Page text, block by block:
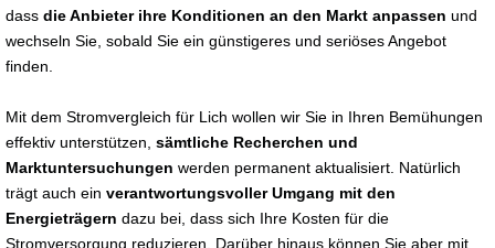
dass die Anbieter ihre Konditionen an den Markt anpassen und
wechseln Sie, sobald Sie ein günstigeres und seriöses Angebot
finden.
Mit dem Stromvergleich für Lich wollen wir Sie in Ihren Bemühungen
effektiv unterstützen, sämtliche Recherchen und
Marktuntersuchungen werden permanent aktualisiert. Natürlich
trägt auch ein verantwortungsvoller Umgang mit den
Energieträgern dazu bei, dass sich Ihre Kosten für die
Stromversorgung reduzieren. Darüber hinaus können Sie aber mit